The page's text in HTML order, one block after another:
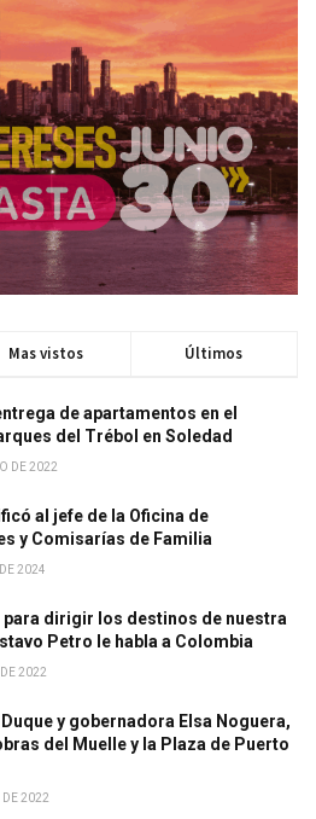
Mas vistos Últimos
de apartamentos en el
del Trébol en Soledad
DE 2022
al jefe de la Oficina de
y Comisarías de Familia
2024
para dirigir los destinos de nuestra
Petro le habla a Colombia
2022
y gobernadora Elsa Noguera,
del Muelle y la Plaza de Puerto
DE 2022